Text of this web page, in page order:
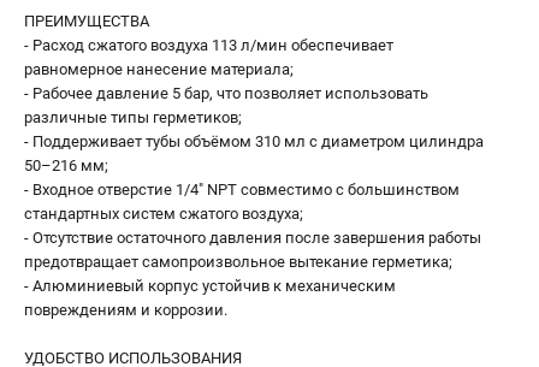
ПРЕИМУЩЕСТВА
- Расход сжатого воздуха 113 л/мин обеспечивает
равномерное нанесение материала;
- Рабочее давление 5 бар, что позволяет использовать
различные типы герметиков;
- Поддерживает тубы объёмом 310 мл с диаметром цилиндра
50–216 мм;
- Входное отверстие 1/4" NPT совместимо с большинством
стандартных систем сжатого воздуха;
- Отсутствие остаточного давления после завершения работы
предотвращает самопроизвольное вытекание герметика;
- Алюминиевый корпус устойчив к механическим
повреждениям и коррозии.
УДОБСТВО ИСПОЛЬЗОВАНИЯ